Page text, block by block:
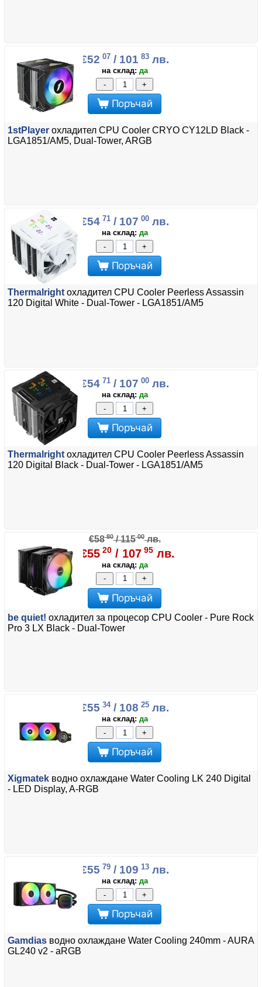
€52 07 / 101 83 лв.
на склад: да
-
+
Поръчай
1stPlayer охладител CPU Cooler CRYO CY12LD Black -
LGA1851/AM5, Dual-Tower, ARGB
€54 71 / 107 00 лв.
на склад: да
-
+
Поръчай
Thermalright охладител CPU Cooler Peerless Assassin
120 Digital White - Dual-Tower - LGA1851/AM5
€54 71 / 107 00 лв.
на склад: да
-
+
Поръчай
Thermalright охладител CPU Cooler Peerless Assassin
120 Digital Black - Dual-Tower - LGA1851/AM5
€5880/ 11500лв.
€55 20 / 107 95 лв.
на склад: да
-
+
Поръчай
be quiet! охладител за процесор CPU Cooler - Pure Rock
Pro 3 LX Black - Dual-Tower
€55 34/ 108 25 лв.
на склад: да
-
+
Поръчай
Xigmatek водно охлаждане Water Cooling LK 240 Digital
- LED Display, A-RGB
€55 79 / 109 13 лв.
на склад: да
-
+
Поръчай
Gamdias водно охлаждане Water Cooling 240mm - AURA
GL240 v2 - aRGB